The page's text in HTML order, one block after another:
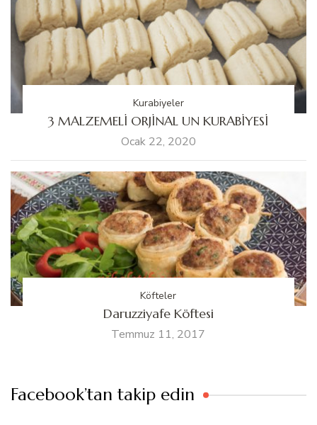
Kurabiyeler
3 MALZEMELİ ORJİNAL UN KURABİYESİ
Ocak 22, 2020
Köfteler
Daruzziyafe Köftesi
Temmuz 11, 2017
Facebook’tan takip edin